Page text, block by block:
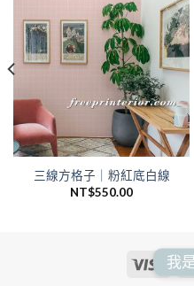
三線方格子｜粉紅底白線
NT$550.00
我